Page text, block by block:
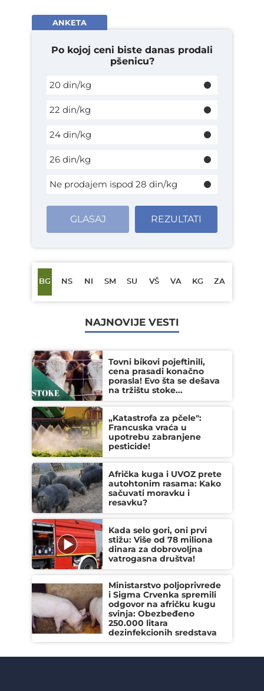
ANKETA
Po kojoj ceni biste danas prodali
pšenicu?
20 din/kg
22 din/kg
24 din/kg
26 din/kg
Ne prodajem ispod 28 din/kg
GLASAJ REZULTATI
BG NS NI SM SU VŠ VA KG ZA
NAJNOVIJE VESTI
Tovni bikovi pojeftinili,
cena prasadi konačno
porasla! Evo šta se dešava
na tržištu stoke...
„Katastrofa za pčele":
Francuska vraća u
upotrebu zabranjene
pesticide!
Afrička kuga i UVOZ prete
autohtonim rasama: Kako
sačuvati moravku i
resavku?
Kada selo gori, oni prvi
stižu: Više od 78 miliona
dinara za dobrovoljna
vatrogasna društva!
Ministarstvo poljoprivrede
i Sigma Crvenka spremili
odgovor na afričku kugu
svinja: Obezbeđeno
250.000 litara
dezinfekcionih sredstava